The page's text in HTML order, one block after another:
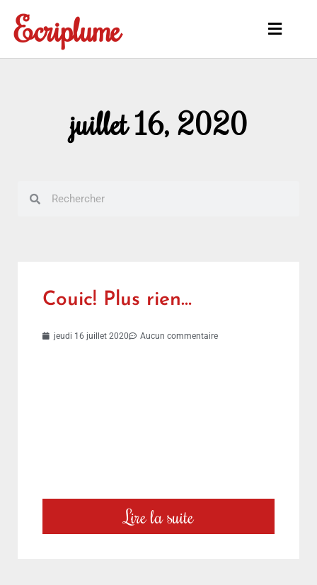
contenu
Ecriplume
Main
juillet 16, 2020
Couic! Plus rien…
jeudi 16 juillet 2020 Aucun commentaire
Lire la suite